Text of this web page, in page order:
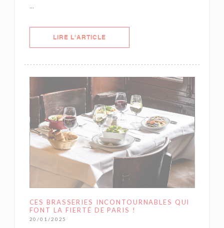
...
LIRE L'ARTICLE((OUVRE UNE NOUVELLE
CES BRASSERIES INCONTOURNABLES QUI
FONT LA FIERTÉ DE PARIS !
20/01/2025